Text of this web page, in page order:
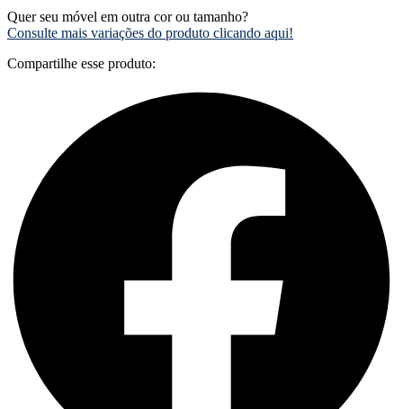
Quer seu móvel em outra cor ou tamanho?
Consulte mais variações do produto clicando aqui!
Compartilhe esse produto: